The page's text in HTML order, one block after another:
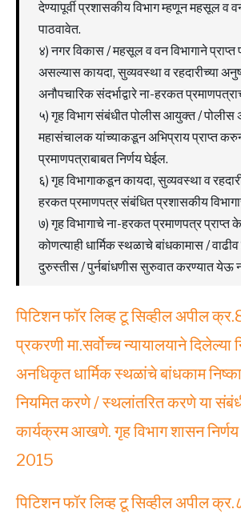
देण्यापूर्वी प्रशासकीय विभाग म्हणून महसूल व
पाठवावेत.
४) नगर विकास / महसूल व वन विभागाने प्राप्त
असल्यास कायदा, सुव्यवस्था व रहदारीच्या
अनौपचारिक संदर्भाद्वारे ना-हरकत
५) गृह विभाग संबंधीत पोलीस आयुक्त / पोलीस
महासंचालक यांच्याकडून अभिप्राय प्राप्त
प्रमाणपत्राबाबत निर्णय घेईल.
६) गृह विभागाकडून कायदा, सुव्यवस्था व
हरकत प्रमाणपत्र संबंधित प्रशासकीय
७) गृह विभागाचे ना-हरकत प्रमाणपत्र प्राप्त
कोणत्याही धार्मिक स्थळाचे बांधकामास /
दुरुस्तीस / पुर्नबांधणीस सुरुवात करण्यात येऊ
पिटिशन फॉर लिव्ह टू सिव्हील अपील
प्रकरणी मा.सर्वोच्च न्यायालयाने दिलेल्या
अनधिकृत धार्मिक स्थळांचे बांधकाम
नियमित करणे / स्थलांतरित करणे या
कार्यक्रम आखणे. गृह विभाग शासन
2015
पिटिशन फॉर लिव्ह टू सिव्हील अपील